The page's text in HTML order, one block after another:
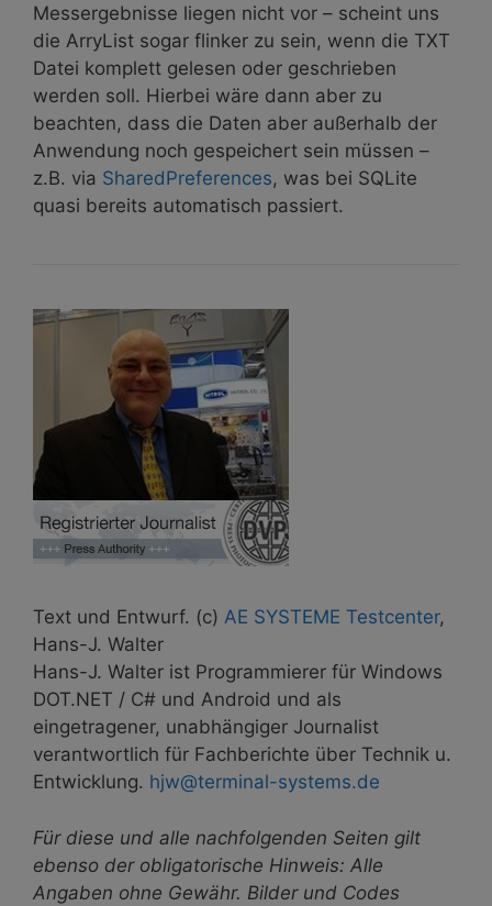
Messergebnisse liegen nicht vor – scheint uns
die ArryList sogar flinker zu sein, wenn die TXT
Datei komplett gelesen oder geschrieben
werden soll. Hierbei wäre dann aber zu
beachten, dass die Daten aber außerhalb der
Anwendung noch gespeichert sein müssen –
z.B. via SharedPreferences, was bei SQLite
quasi bereits automatisch passiert.
Text und Entwurf. (c) AE SYSTEME Testcenter,
Hans-J. Walter
Hans-J. Walter ist Programmierer für Windows
DOT.NET / C# und Android und als
eingetragener, unabhängiger Journalist
verantwortlich für Fachberichte über Technik u.
Entwicklung. hjw@terminal-systems.de
Für diese und alle nachfolgenden Seiten gilt
ebenso der obligatorische Hinweis: Alle
Angaben ohne Gewähr. Bilder und Codes